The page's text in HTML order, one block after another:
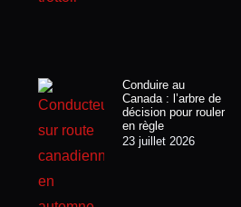
Conduire au
Canada : l’arbre de
décision pour rouler
en règle
23 juillet 2026